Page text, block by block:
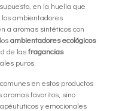
en la huella que
ambientadores
a aromas sintéticos con
ambientadores ecológicos
de lasfragancias
puros.
en estos productos
aromas favoritos, sino
y emocionales